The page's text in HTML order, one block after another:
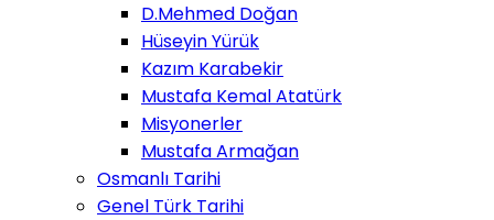
D.Mehmed Doğan
Hüseyin Yürük
Kazım Karabekir
Mustafa Kemal Atatürk
Misyonerler
Mustafa Armağan
Osmanlı Tarihi
Genel Türk Tarihi